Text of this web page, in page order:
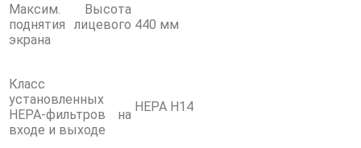
Максим. Высота
поднятия лицевого
экрана
440 мм
Класс
установленных
HEPA-фильтров на
входе и выходе
НЕРА Н14